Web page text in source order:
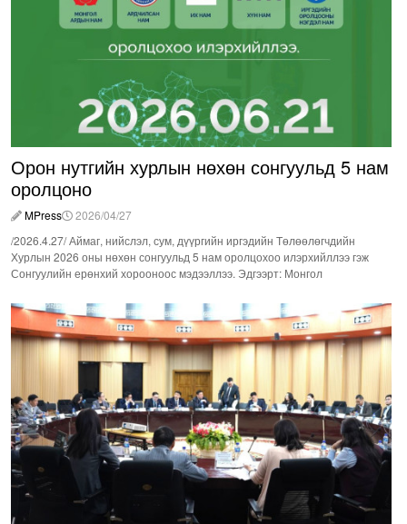
Орон нутгийн хурлын нөхөн сонгуульд 5 нам
оролцоно
MPress
2026/04/27
/2026.4.27/ Аймаг, нийслэл, сум, дүүргийн иргэдийн Төлөөлөгчдийн
Хурлын 2026 оны нөхөн сонгуульд 5 нам оролцохоо илэрхийллээ гэж
Сонгуулийн ерөнхий хорооноос мэдээллээ. Эдгээрт: Монгол